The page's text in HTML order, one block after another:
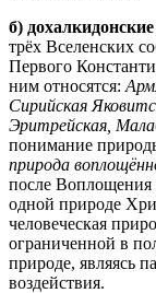
б) дохалкидонские
трёх Вселенских
Первого
ним относятся:
Сирийская
Эритрейская,
понимание
природа
после Воплощения
одной природе
человеческая
ограниченной в
природе, являясь
воздействия.